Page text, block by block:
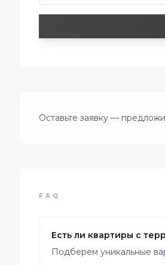
Оставьте заявку —
FAQ
Есть ли квартиры с
Подберем уникальные